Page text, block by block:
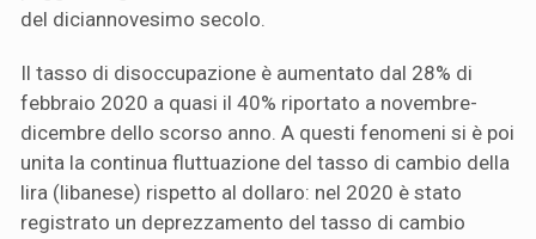
del diciannovesimo secolo.
Il tasso di disoccupazione è aumentato dal 28% di
febbraio 2020 a quasi il 40% riportato a novembre-
dicembre dello scorso anno. A questi fenomeni si è poi
unita la continua fluttuazione del tasso di cambio della
lira (libanese) rispetto al dollaro: nel 2020 è stato
registrato un deprezzamento del tasso di cambio